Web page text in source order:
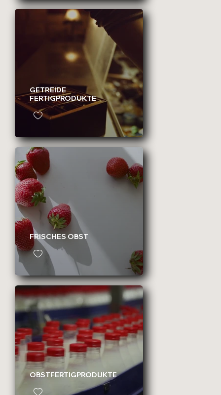
GETREIDE
FERTIGPRODUKTE
FRISCHES OBST
OBSTFERTIGPRODUKTE